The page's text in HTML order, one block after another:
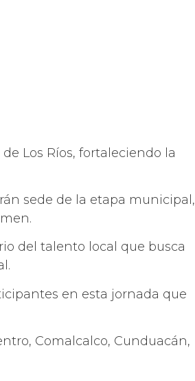
Los Ríos, fortaleciendo la
sede de la etapa municipal,
del talento local que busca
en esta jornada que
Comalcalco, Cunduacán,